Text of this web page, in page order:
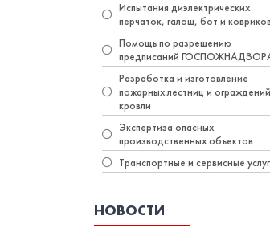
Испытания диэлектрических
перчаток, галош, бот и
Помощь по разрешению
предписаний
Разработка и изготовление
пожарных лестниц и ограждений
кровли
Экспертиза опасных
производственных объектов
Транспортные и сервисные
НОВОСТИ